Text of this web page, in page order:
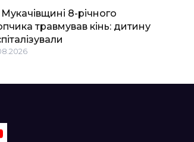
8-річного
травмував кінь: дитину